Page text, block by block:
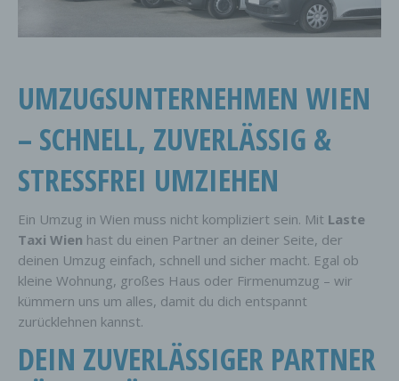
UMZUGSUNTERNEHMEN WIEN
– SCHNELL, ZUVERLÄSSIG &
STRESSFREI UMZIEHEN
Ein Umzug in Wien muss nicht kompliziert sein. Mit Laste
Taxi Wien hast du einen Partner an deiner Seite, der
deinen Umzug einfach, schnell und sicher macht. Egal ob
kleine Wohnung, großes Haus oder Firmenumzug – wir
kümmern uns um alles, damit du dich entspannt
zurücklehnen kannst.
DEIN ZUVERLÄSSIGER PARTNER